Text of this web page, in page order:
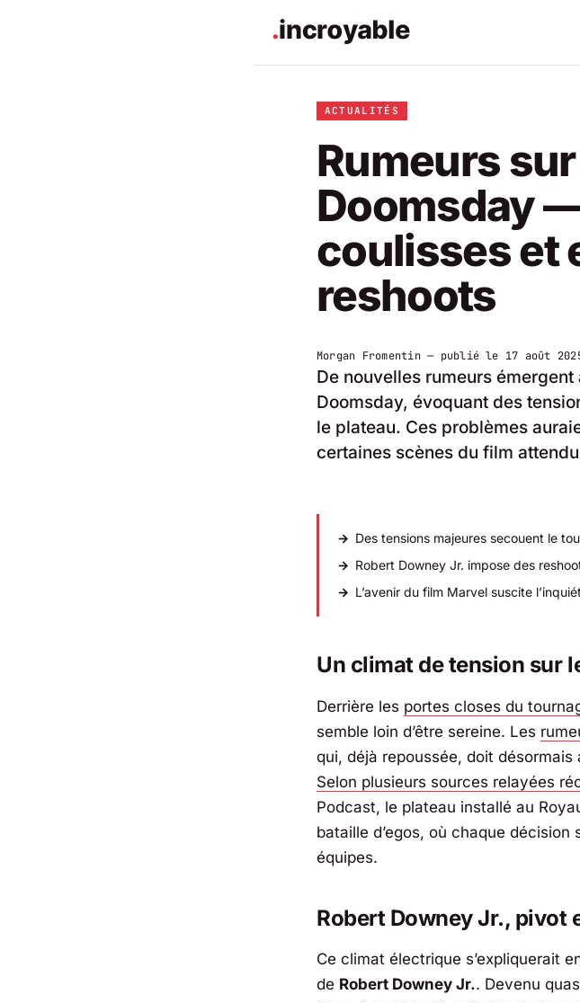
ACTUALITÉS
Rumeurs
Doomsday
coulisses et
reshoots
Morgan Fromentin— publié le 17 août
De nouvelles rumeurs
Doomsday, évoquant des
le plateau. Ces problèmes
certaines scènes du film
Des tensions majeures secouent le
Robert Downey Jr. impose des
L’avenir du film Marvel suscite
Un climat de tension sur
Derrière les portes closes du
semble loin d’être sereine. Les
qui, déjà repoussée, doit
Selon plusieurs sources relayées
Podcast, le plateau installé au
bataille d’egos, où chaque
équipes.
Robert Downey Jr., pivot
Ce climat électrique s’expliquerait
de Robert Downey Jr.. Devenu